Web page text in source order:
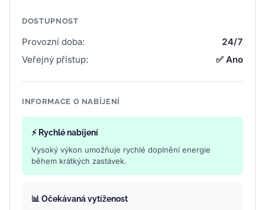
DOSTUPNOST
Provozní doba:
24/7
Veřejný přístup:
✅ Ano
INFORMACE O NABÍJENÍ
⚡ Rychlé nabíjení
Vysoký výkon umožňuje rychlé doplnění energie
během krátkých zastávek.
📊 Očekávaná vytíženost